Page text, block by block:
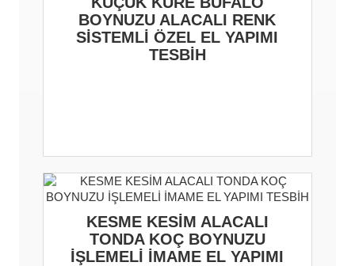
BOYNUZU ALACALI RENK
SİSTEMLİ ÖZEL EL YAPIMI
TESBİH
KESME KESİM ALACALI
TONDA KOÇ BOYNUZU
İŞLEMELİ İMAME EL YAPIMI